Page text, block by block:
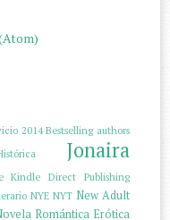
2014 Bestselling authors
Jonaira
Kindle Direct Publishing
NYE NYT New Adult
Romántica Erótica